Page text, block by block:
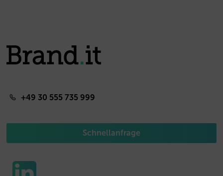
+49 30 555 735 999
Schnellanfrage